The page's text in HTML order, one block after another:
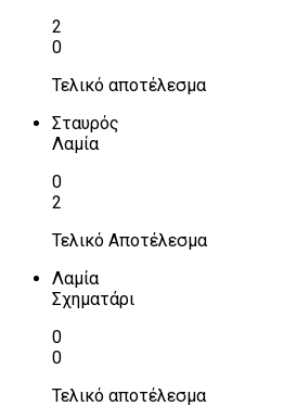
2
0
Τελικό αποτέλεσμα
Σταυρός
Λαμία
0
2
Τελικό Αποτέλεσμα
Λαμία
Σχηματάρι
0
0
Τελικό αποτέλεσμα